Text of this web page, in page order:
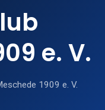
e. V.
1909 e. V.